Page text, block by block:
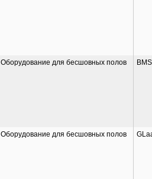
Оборудование для бесшовных полов
Оборудование для бесшовных полов